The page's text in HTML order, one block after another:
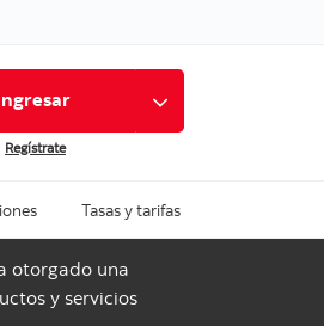
Regístrate
Tasas y tarifas
otorgado una
y servicios